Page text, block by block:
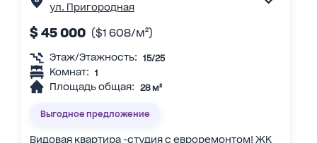
ул. Пригородная
$ 45 000 ($1 608/м²)
Этаж/Этажность: 15/25
Комнат: 1
Площадь общая: 28 м²
Выгодное предложение
Видовая квартира -студия с евроремонтом! ЖК